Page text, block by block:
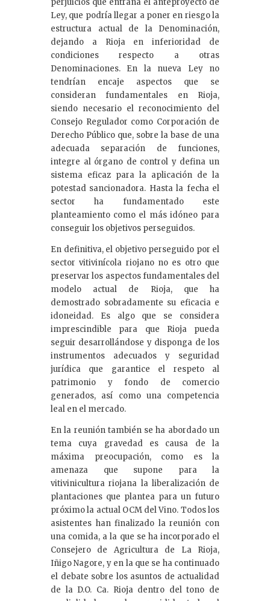
Ley, que podría llegar a poner en riesgo la
estructura actual de la Denominación,
dejando a Rioja en inferioridad de
condiciones respecto a otras
Denominaciones. En la nueva Ley no
tendrían encaje aspectos que se
consideran fundamentales en Rioja,
siendo necesario el reconocimiento del
Consejo Regulador como Corporación de
Derecho Público que, sobre la base de una
adecuada separación de funciones,
integre al órgano de control y defina un
sistema eficaz para la aplicación de la
potestad sancionadora. Hasta la fecha el
sector ha fundamentado este
planteamiento como el más idóneo para
conseguir los objetivos perseguidos.
En definitiva, el objetivo perseguido por el
sector vitivinícola riojano no es otro que
preservar los aspectos fundamentales del
modelo actual de Rioja, que ha
demostrado sobradamente su eficacia e
idoneidad. Es algo que se considera
imprescindible para que Rioja pueda
seguir desarrollándose y disponga de los
instrumentos adecuados y seguridad
jurídica que garantice el respeto al
patrimonio y fondo de comercio
generados, así como una competencia
leal en el mercado.
En la reunión también se ha abordado un
tema cuya gravedad es causa de la
máxima preocupación, como es la
amenaza que supone para la
vitivinicultura riojana la liberalización de
plantaciones que plantea para un futuro
próximo la actual OCM del Vino. Todos los
asistentes han finalizado la reunión con
una comida, a la que se ha incorporado el
Consejero de Agricultura de La Rioja,
Iñigo Nagore, y en la que se ha continuado
el debate sobre los asuntos de actualidad
de la D.O. Ca. Rioja dentro del tono de